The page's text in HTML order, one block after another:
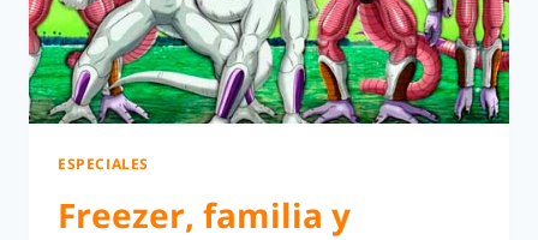
ESPECIALES
Freezer, familia y